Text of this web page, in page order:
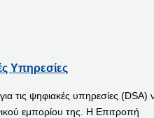
Υπηρεσίες
ψηφιακές υπηρεσίες (DSA)
εμπορίου της. Η Επιτροπή